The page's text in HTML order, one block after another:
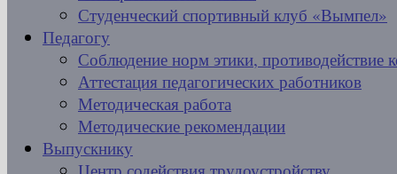
Студенческий спортивный клуб «Вымпел»
Педагогу
Соблюдение норм этики, противодействие
Аттестация педагогических работников
Методическая работа
Методические рекомендации
Выпускнику